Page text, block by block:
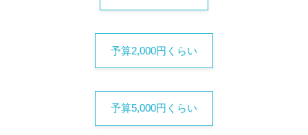
予算2,000円くらい
予算5,000円くらい